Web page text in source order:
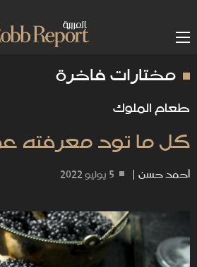
مختارات فاخرة
طعام الملوك
كل ما تود معرفته
أحمد حسن | 5 يوليو 2022